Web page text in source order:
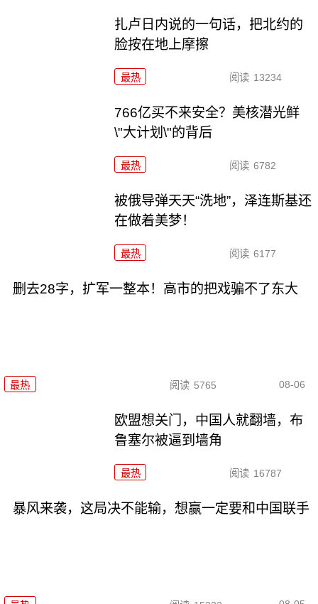
扎卢日内说的一句话，把北约的
脸按在地上摩擦
最热 阅读 13234
766亿买不来安全？美核潜光鲜
\"大计划\"的背后
最热 阅读 6782
被俄导弹天天“洗地”，泽连斯基还
在做着美梦！
最热 阅读 6177
删去28字，扩军一整本！高市的把戏骗不了东大
最热 阅读 5765 08-06
欧盟想关门，中国人就翻墙，布
鲁塞尔被逼到墙角
最热 阅读 16787
暴风来袭，这局决不能输，想赢一定要和中国联手